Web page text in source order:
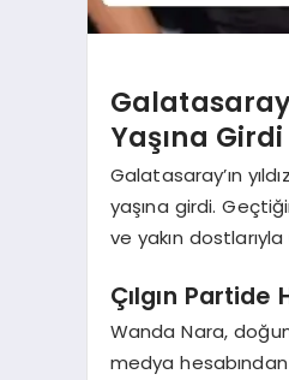
Yaşına Girdi
Galatasaray’ın
yaşına girdi.
ve yakın
Çılgın Partide
Wanda Nara,
medya